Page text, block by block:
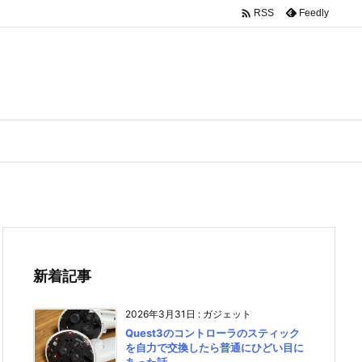
 RSS Feedly
新着記事
2026年3月31日 : ガジェット
Quest3のコントローラのスティック
を自力で交換したら普通にひどい目に